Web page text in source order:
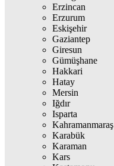
Erzincan
Erzurum
Eskişehir
Gaziantep
Giresun
Gümüşhane
Hakkari
Hatay
Mersin
Iğdır
Isparta
Kahramanmaraş
Karabük
Karaman
Kars